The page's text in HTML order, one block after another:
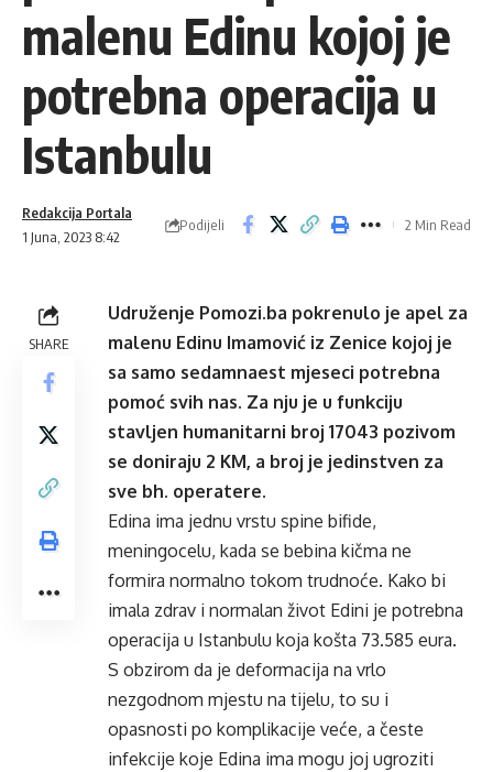
malenu Edinu kojoj je
potrebna operacija u
Istanbulu
1 Juna, 2023 8:42
Redakcija Portala
Podijeli 2 Min Read
SHARE
Udruženje Pomozi.ba pokrenulo je apel za
malenu Edinu Imamović iz Zenice kojoj je
sa samo sedamnaest mjeseci potrebna
pomoć svih nas. Za nju je u funkciju
stavljen humanitarni broj 17043 pozivom
se doniraju 2 KM, a broj je jedinstven za
sve bh. operatere.
Edina ima jednu vrstu spine bifide,
meningocelu, kada se bebina kičma ne
formira normalno tokom trudnoće. Kako bi
imala zdrav i normalan život Edini je potrebna
operacija u Istanbulu koja košta 73.585 eura.
S obzirom da je deformacija na vrlo
nezgodnom mjestu na tijelu, to su i
opasnosti po komplikacije veće, a česte
infekcije koje Edina ima mogu joj ugroziti